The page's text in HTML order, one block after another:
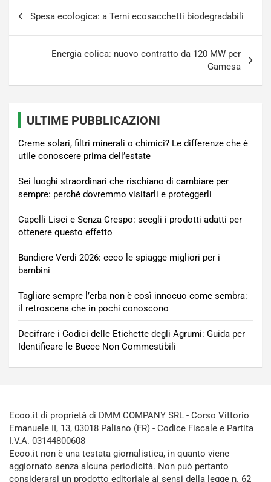
articoli
Spesa ecologica: a Terni ecosacchetti biodegradabili
Energia eolica: nuovo contratto da 120 MW per
Gamesa
ULTIME PUBBLICAZIONI
Creme solari, filtri minerali o chimici? Le differenze che è
utile conoscere prima dell’estate
Sei luoghi straordinari che rischiano di cambiare per
sempre: perché dovremmo visitarli e proteggerli
Capelli Lisci e Senza Crespo: scegli i prodotti adatti per
ottenere questo effetto
Bandiere Verdi 2026: ecco le spiagge migliori per i
bambini
Tagliare sempre l’erba non è così innocuo come sembra:
il retroscena che in pochi conoscono
Decifrare i Codici delle Etichette degli Agrumi: Guida per
Identificare le Bucce Non Commestibili
Ecoo.it di proprietà di DMM COMPANY SRL - Corso Vittorio
Emanuele II, 13, 03018 Paliano (FR) - Codice Fiscale e Partita
I.V.A. 03144800608
Ecoo.it non è una testata giornalistica, in quanto viene
aggiornato senza alcuna periodicità. Non può pertanto
considerarsi un prodotto editoriale ai sensi della legge n. 62